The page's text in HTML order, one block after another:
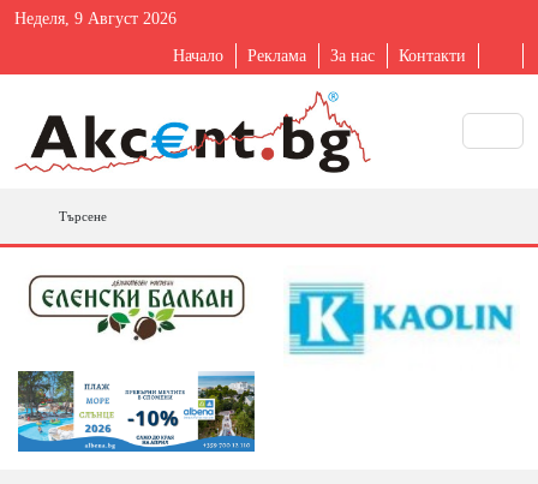
Неделя, 9 Август 2026
Начало Реклама За нас Контакти
Търсене